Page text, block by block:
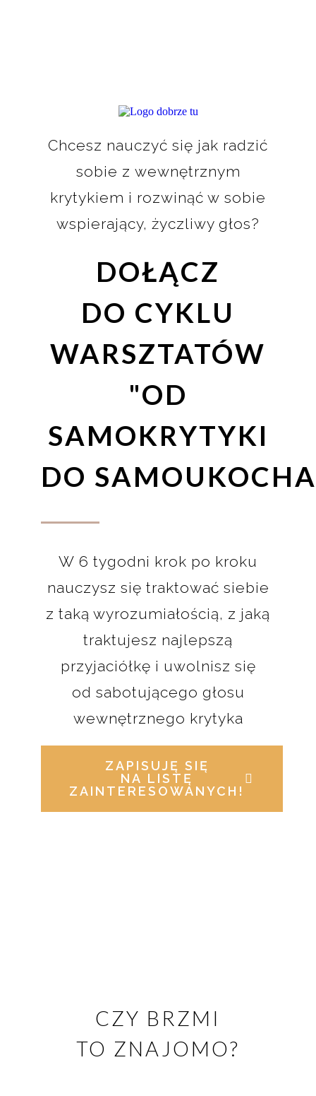
Chcesz nauczyć się jak radzić
sobie z wewnętrznym
krytykiem i rozwinąć w sobie
wspierający, życzliwy głos?
DOŁĄCZ
DO CYKLU
WARSZTATÓW
"OD
SAMOKRYTYKI
DO
W 6 tygodni krok po kroku
nauczysz się traktować siebie
z taką wyrozumiałością, z jaką
traktujesz najlepszą
przyjaciółkę i uwolnisz się
od sabotującego głosu
wewnętrznego krytyka
ZAPISUJĘ SIĘ
NA LISTĘ
ZAINTERESOWANYCH!
CZY BRZMI
TO ZNAJOMO?